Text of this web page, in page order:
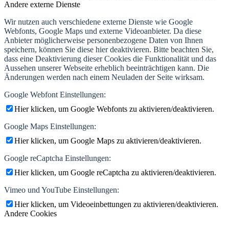
Andere externe Dienste
Wir nutzen auch verschiedene externe Dienste wie Google
Webfonts, Google Maps und externe Videoanbieter. Da diese
Anbieter möglicherweise personenbezogene Daten von Ihnen
speichern, können Sie diese hier deaktivieren. Bitte beachten Sie,
dass eine Deaktivierung dieser Cookies die Funktionalität und das
Aussehen unserer Webseite erheblich beeinträchtigen kann. Die
Änderungen werden nach einem Neuladen der Seite wirksam.
Google Webfont Einstellungen:
Hier klicken, um Google Webfonts zu aktivieren/deaktivieren.
Google Maps Einstellungen:
Hier klicken, um Google Maps zu aktivieren/deaktivieren.
Google reCaptcha Einstellungen:
Hier klicken, um Google reCaptcha zu aktivieren/deaktivieren.
Vimeo und YouTube Einstellungen:
Hier klicken, um Videoeinbettungen zu aktivieren/deaktivieren.
Andere Cookies